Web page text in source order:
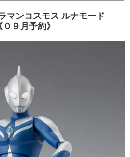
マンコスモス ルナモード
９月予約》